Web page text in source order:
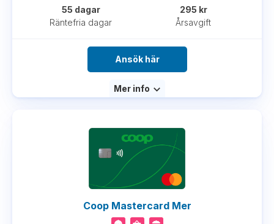
Räntefria dagar
55 dagar
Årsavgift
295 kr
Ansök här
Mer info
Coop Mastercard Mer